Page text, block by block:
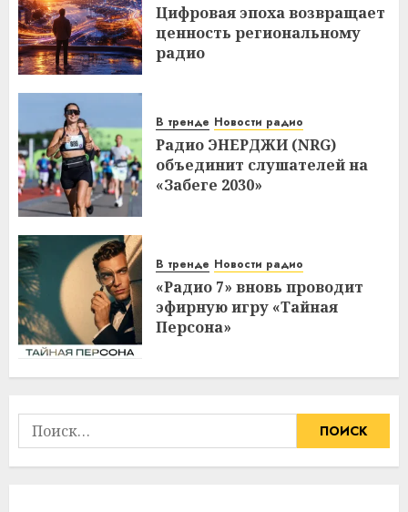
Цифровая эпоха возвращает
ценность региональному
радио
В тренде Новости радио
Радио ЭНЕРДЖИ (NRG)
объединит слушателей на
«Забеге 2030»
В тренде Новости радио
«Радио 7» вновь проводит
эфирную игру «Тайная
Персона»
Найти: